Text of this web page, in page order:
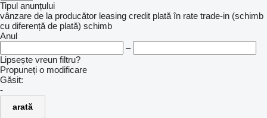
Tipul anunțului
vânzare de la producător leasing credit plată în rate trade-in (schimb
cu diferență de plată) schimb
Anul
–
Lipsește vreun filtru?
Propuneți o modificare
Găsit:
-
arată